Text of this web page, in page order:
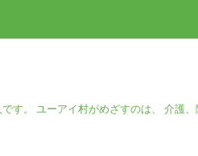
。 ユーアイ村がめざすのは、 介護